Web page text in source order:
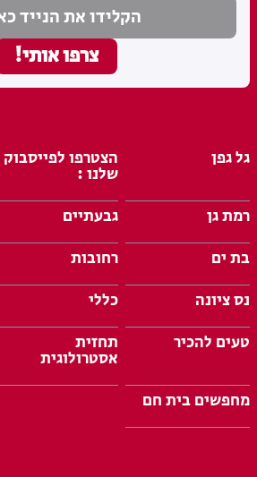
גל גפן הצטרפו לפייסבוק
שלנו :
רמת גן
גבעתיים
בת ים
רחובות
נס ציונה
כללי
טעים להכיר
תחזית
אסטרולוגית
מחפשים בית חם